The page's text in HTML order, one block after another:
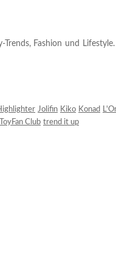
Fashion und
Jolifin Kiko Konad
ToyFan Club trend it up